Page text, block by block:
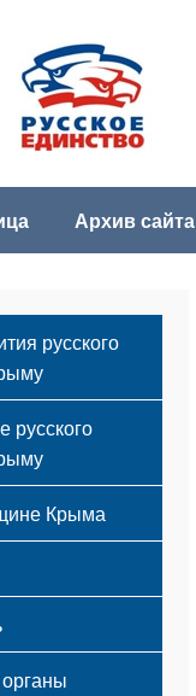
Архив сайта
русского
русского
Крыма